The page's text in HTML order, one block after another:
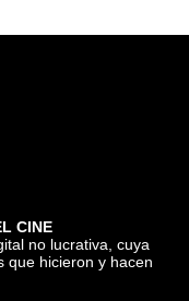
CINE
no lucrativa, cuya
que hicieron y hacen